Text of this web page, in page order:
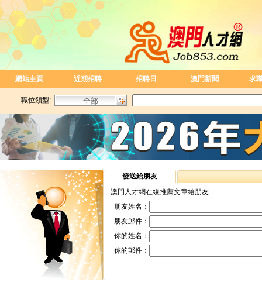
網站主頁 近期招聘 招聘日 澳門新聞 求
職位類型:
發送給朋友
澳門人才網在線推薦文章給朋友
朋友姓名：
朋友郵件：
你的姓名：
你的郵件：